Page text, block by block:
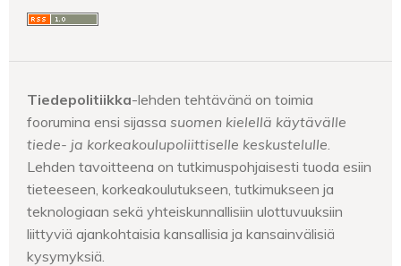
Tiedepolitiikka-lehden tehtävänä on toimia
foorumina ensi sijassa suomen kielellä käytävälle
tiede- ja korkeakoulupoliittiselle keskustelulle
Lehden tavoitteena on tutkimuspohjaisesti tuoda esiin
tieteeseen, korkeakoulutukseen, tutkimukseen ja
teknologiaan sekä yhteiskunnallisiin ulottuvuuksiin
liittyviä ajankohtaisia kansallisia ja kansainvälisiä
kysymyksiä.